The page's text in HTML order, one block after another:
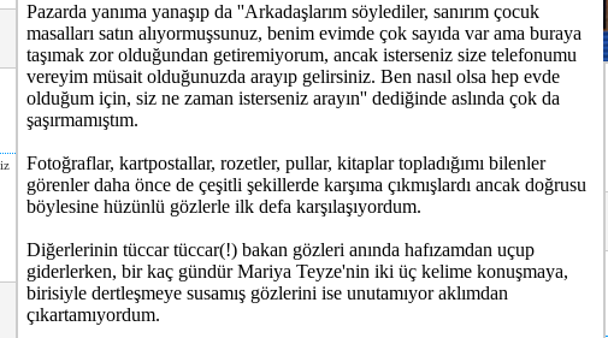
Pazarda yanıma yanaşıp da ''Arkadaşlarım söylediler, sanırım çocuk
masalları satın alıyormuşsunuz, benim evimde çok sayıda var ama buraya
taşımak zor olduğundan getiremiyorum, ancak isterseniz size telefonumu
vereyim müsait olduğunuzda arayıp gelirsiniz. Ben nasıl olsa hep evde
olduğum için, siz ne zaman isterseniz arayın'' dediğinde aslında çok da
şaşırmamıştım.
Fotoğraflar, kartpostallar, rozetler, pullar, kitaplar topladığımı bilenler
görenler daha önce de çeşitli şekillerde karşıma çıkmışlardı ancak doğrusu
böylesine hüzünlü gözlerle ilk defa karşılaşıyordum.
Diğerlerinin tüccar tüccar(!) bakan gözleri anında hafızamdan uçup
giderlerken, bir kaç gündür Mariya Teyze'nin iki üç kelime konuşmaya,
birisiyle dertleşmeye susamış gözlerini ise unutamıyor aklımdan
çıkartamıyordum.